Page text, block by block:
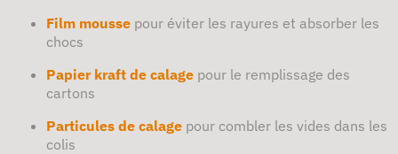
Film mousse pour éviter les rayures et absorber les
chocs
Papier kraft de calage pour le remplissage des
cartons
Particules de calage pour combler les vides dans les
colis